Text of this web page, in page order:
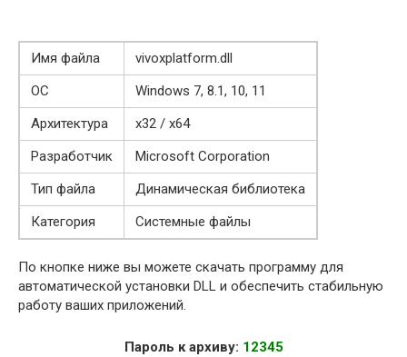
Имя файла
vivoxplatform.dll
ОС
Windows 7, 8.1, 10, 11
Архитектура
x32 / x64
Разработчик
Microsoft Corporation
Тип файла
Динамическая библиотека
Категория
Системные файлы
По кнопке ниже вы можете скачать программу для
автоматической установки DLL и обеспечить стабильную
работу ваших приложений.
Пароль к архиву: 12345